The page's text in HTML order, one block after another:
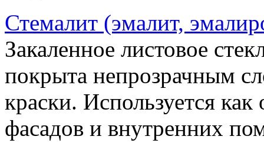
Стемалит (эмалит,
Закаленное листовое
покрыта непрозрачным
краски. Используется
фасадов и внутренних